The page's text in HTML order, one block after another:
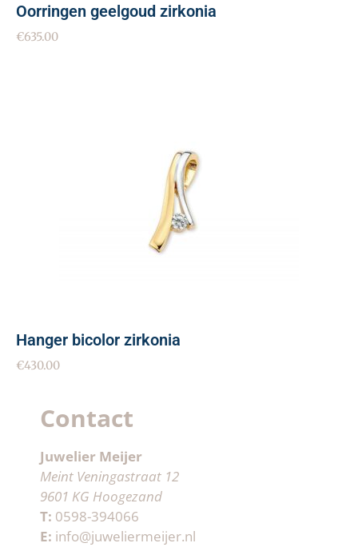
Oorringen geelgoud zirkonia
€635.00
Hanger bicolor zirkonia
€430.00
Contact
Juwelier Meijer
Meint Veningastraat 12
9601 KG Hoogezand
T: 0598-394066
E: info@juweliermeijer.nl